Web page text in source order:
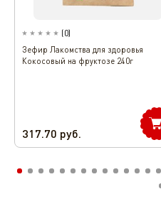
(0)
Зефир Лакомства для здоровья
Кокосовый на фруктозе 240г
317.70 руб.